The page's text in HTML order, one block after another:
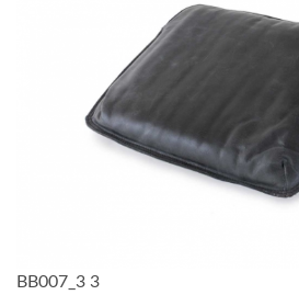
BB007_3 3